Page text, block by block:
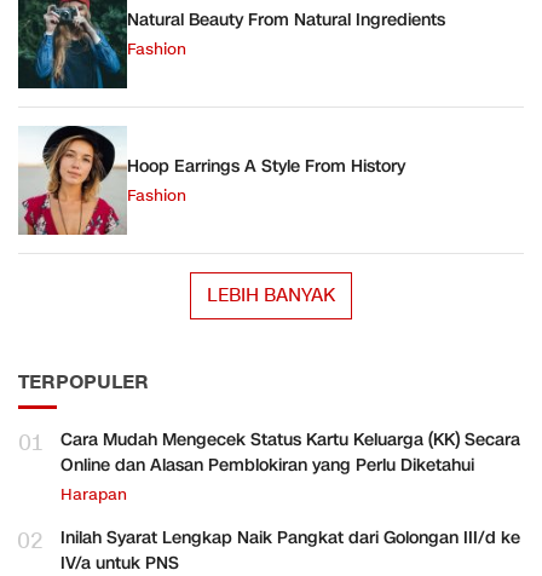
Natural Beauty From Natural Ingredients
Fashion
Hoop Earrings A Style From History
Fashion
LEBIH BANYAK
TERPOPULER
01
Cara Mudah Mengecek Status Kartu Keluarga (KK) Secara
Online dan Alasan Pemblokiran yang Perlu Diketahui
Harapan
02
Inilah Syarat Lengkap Naik Pangkat dari Golongan III/d ke
IV/a untuk PNS